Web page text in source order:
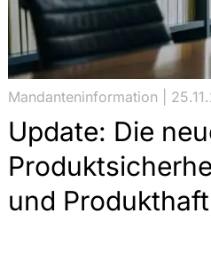
Mandanteninformation |
Update: Die
und